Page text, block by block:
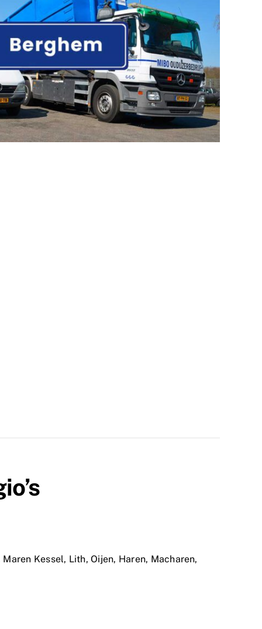
Maren Kessel, Lith,Oijen, Haren, Macharen,